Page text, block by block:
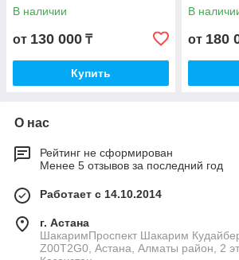
В наличии
от 130 000 ₸
Купить
В
от 180
О нас
Рейтинг не сформирован
Менее 5 отзывов за последний год
Работает с 14.10.2014
г. Астана
ШакаримПроспект Шакарим
Z00T2G0, Астана, Алматы район, 2